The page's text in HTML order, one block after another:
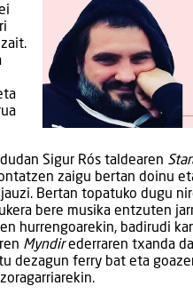
Sigur Rós taldearen
zaigu bertan doinu
Bertan topatuko dugu
bere musika entzuten
hurrengoarekin, badirudi
Myndirederraren txanda
ferry bat eta